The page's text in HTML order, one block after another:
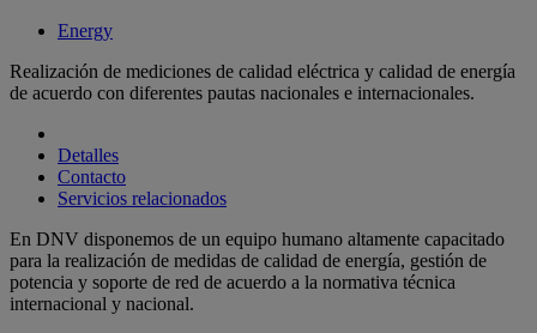
Energy
Realización de mediciones de calidad eléctrica y calidad de energía
de acuerdo con diferentes pautas nacionales e internacionales.
Detalles
Contacto
Servicios relacionados
En DNV disponemos de un equipo humano altamente capacitado
para la realización de medidas de calidad de energía, gestión de
potencia y soporte de red de acuerdo a la normativa técnica
internacional y nacional.